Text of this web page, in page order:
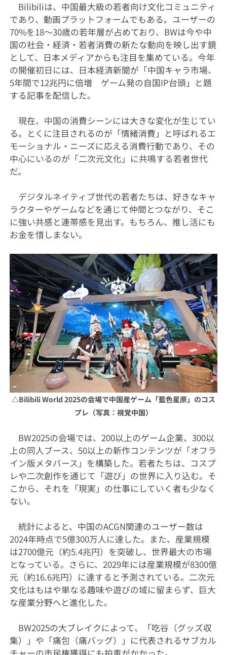
Bilibiliは、中国最大級の若者向け文化コミュニティ
であり、動画プラットフォームでもある。ユーザーの
70%を18～30歳の若年層が占めており、BWは今や中
国の社会・経済・若者消費の新たな動向を映し出す鏡
として、日本メディアからも注目を集めている。今年
の開催初日には、日本経済新聞が「中国キャラ市場、
5年間で12兆円に倍増 ゲーム発の自国IP台頭」と題
する記事を配信した。
現在、中国の消費シーンには大きな変化が生じてい
る。とくに注目されるのが「情緒消費」と呼ばれるエ
モーショナル・ニーズに応える消費行動であり、その
中心にいるのが「二次元文化」に共鳴する若者世代
だ。
デジタルネイティブ世代の若者たちは、好きなキャ
ラクターやゲームなどを通じて仲間とつながり、そこ
に強い共感と連帯感を見出す。もちろん、推し活にも
お金を惜しまない。
△Bilibili World 2025の会場で中国産ゲーム「藍色星原」のコス
プレ（写真：視覚中国）
BW2025の会場では、200以上のゲーム企業、300以
上の同人ブース、50以上の新作コンテンツが「オフラ
イン版メタバース」を構築した。若者たちは、コスプ
レや二次創作を通じて「遊び」の世界に入り込む。そ
こから、それを「現実」の仕事にしていく者も少なく
ない。
統計によると、中国のACGN関連のユーザー数は
2024年時点で5億300万人に達した。また、産業規模
は2700億元（約5.4兆円）を突破し、世界最大の市場
となっている。さらに、2029年には産業規模が8300億
元（約16.6兆円）に達すると予測されている。二次元
文化はもはや単なる趣味や遊びの域に留まらず、巨大
な産業分野へと進化した。
BW2025の大ブレイクによって、「吃谷（グッズ収
集）」や「痛包（痛バッグ）」に代表されるサブカル